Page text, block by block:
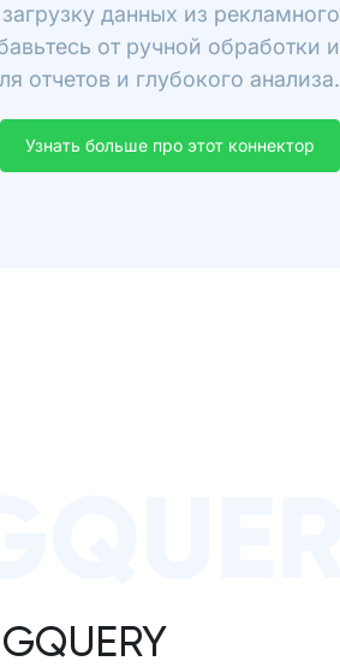
данных из рекламного
от ручной обработки и
отчетов и глубокого анализа.
Узнать больше про этот коннектор